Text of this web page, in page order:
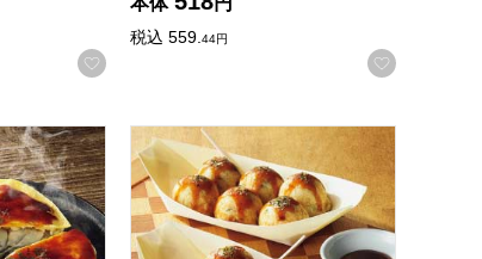
お気に入りに登録する
税込 559.44円
お気に入
【＠FROZEN】
島流お好み焼 そば入・カキ入2種4枚セット【夏の贈
道頓堀たこ八 冷凍たこ焼き6袋セット【